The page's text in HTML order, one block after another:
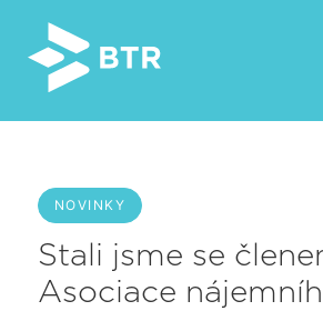
NOVINKY
Stali jsme se
Asociace